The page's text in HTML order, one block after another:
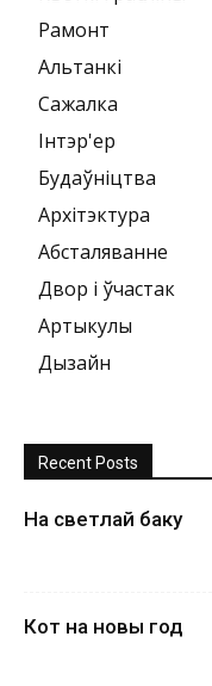
Рамонт
Альтанкі
Сажалка
Інтэр'ер
Будаўніцтва
Архітэктура
Абсталяванне
Двор і ўчастак
Артыкулы
Дызайн
Recent Posts
На светлай баку
Кот на новы год